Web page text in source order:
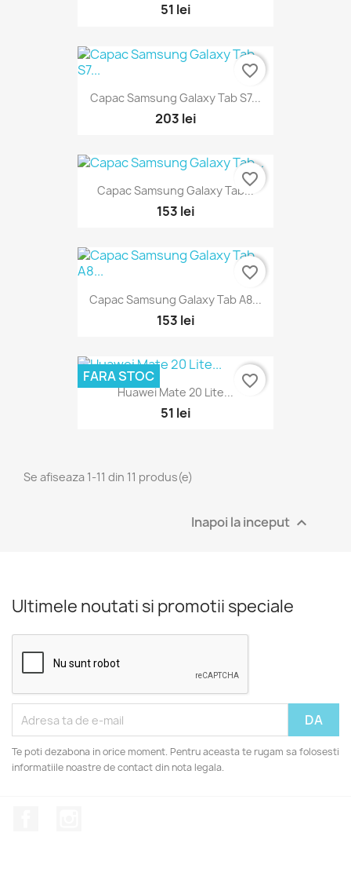
51 lei
Capac Samsung Galaxy Tab S7...
203 lei
favorite_border
Capac Samsung Galaxy Tab...
153 lei
favorite_border
Capac Samsung Galaxy Tab A8...
153 lei
favorite_border
Huawei Mate 20 Lite...
51 lei
FARA STOC favorite_border
Se afiseaza 1-11 din 11 produs(e)
Inapoi la inceput 
Ultimele noutati si promotii speciale
Te poti dezabona in orice moment. Pentru aceasta te rugam sa folosesti
informatiile noastre de contact din nota legala.